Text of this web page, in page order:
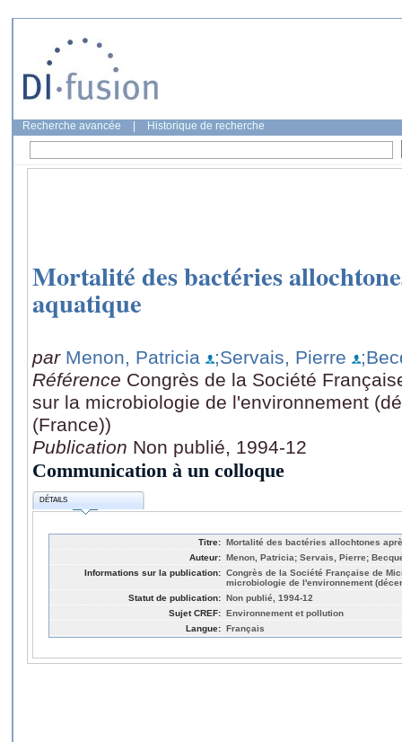
Recherche avancée Historique de recherche
Mortalité des bactéries
aquatique
par Menon, Patricia ;Servais, Pierre
Référence Congrès de la Société
sur la microbiologie de l'environnement
(France))
Publication Non publié, 1994-12
Communication à un colloque
DÉTAILS
Titre: Mortalité des bactéries allochtones
Auteur: Menon, Patricia; Servais, Pierre;
Informations sur la publication: Congrès de la Société Française de
microbiologie de l'environnement
Statut de publication: Non publié, 1994-12
Sujet CREF: Environnement et pollution
Langue: Français